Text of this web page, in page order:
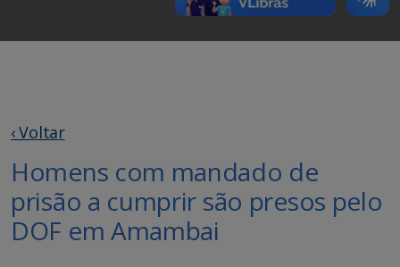
‹ Voltar
Homens com mandado de
prisão a cumprir são presos pelo
DOF em Amambai